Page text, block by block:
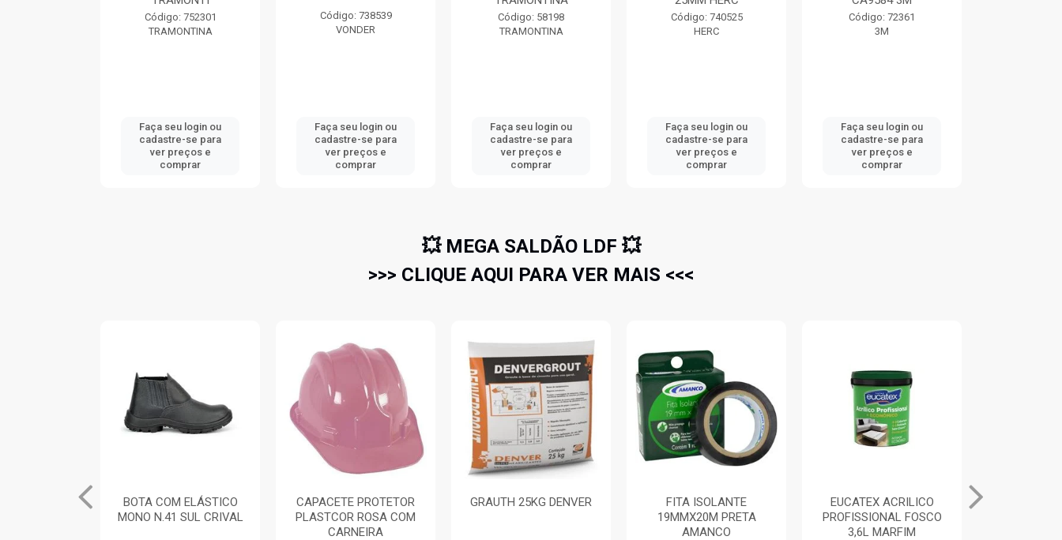
Código: 738539
VONDER
Faça seu login ou
cadastre-se para
ver preços e
comprar
Código: 58198
TRAMONTINA
Faça seu login ou
cadastre-se para
ver preços e
comprar
Código: 740525
HERC
Faça seu login ou
cadastre-se para
ver preços e
comprar
Código: 72361
3M
Faça seu login ou
cadastre-se para
ver preços e
comprar
Código: 752363
TRAMONTINA
Faça seu login ou
cadastre-se para
ver preços e
comprar
💥 MEGA SALDÃO LDF 💥
>>> CLIQUE AQUI PARA VER MAIS <<<
CAPACETE PROTETOR
PLASTCOR ROSA COM
GRAUTH 25KG DENVER
FITA ISOLANTE
EUCATEX ACRILICO
PROFISSIONAL FOSCO
3,6L MARFIM
MASSA PARA MADEIRA
400G BRANCO DRYKO